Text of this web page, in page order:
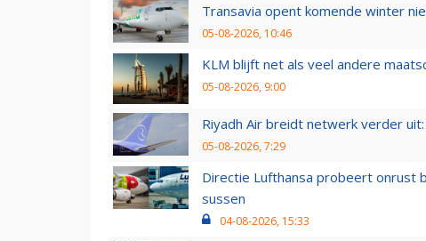
Transavia opent komende winter
05-08-2026, 10:46
KLM blijft net als veel andere
05-08-2026, 9:00
Riyadh Air breidt netwerk verder
05-08-2026, 7:29
Directie Lufthansa probeert onrust
sussen
04-08-2026, 15:33